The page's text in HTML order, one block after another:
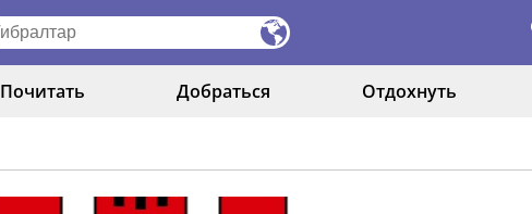
Почитать Добраться Отдохнуть